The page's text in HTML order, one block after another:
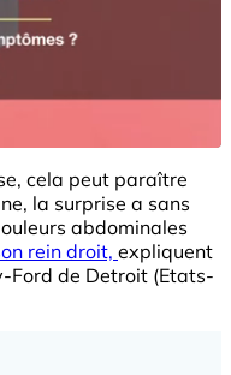
cela peut paraître
la surprise a sans
abdominales
rein droit, expliquent
Ford de Detroit (Etats-